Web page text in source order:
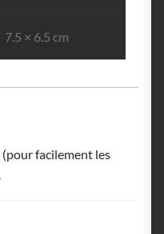
7.5 × 6.5 cm
(pour facilement les